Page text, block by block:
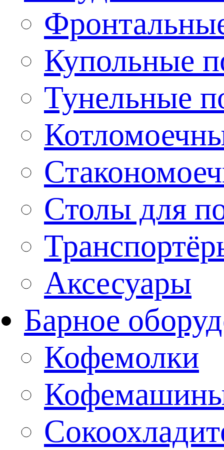
Купольные
Тунельные
Столы для
Аксесуары
Барное
Кофемолки